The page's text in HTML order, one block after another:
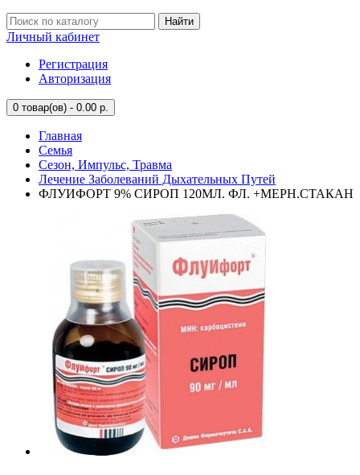
Найти
Личный кабинет
Регистрация
Авторизация
0 товар(ов) - 0.00 р.
Главная
Семья
Сезон, Импульс, Травма
Лечение Заболеваний Дыхательных Путей
ФЛУИФОРТ 9% СИРОП 120МЛ. ФЛ. +МЕРН.СТАКАН